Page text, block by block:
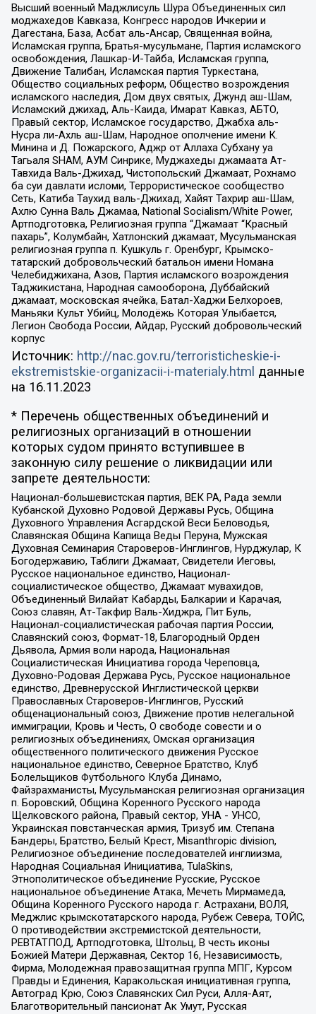
Высший военный Маджлисуль Шура Объединенных сил
моджахедов Кавказа, Конгресс народов Ичкерии и
Дагестана, База, Асбат аль-Ансар, Священная война,
Исламская группа, Братья-мусульмане, Партия исламского
освобождения, Лашкар-И-Тайба, Исламская группа,
Движение Талибан, Исламская партия Туркестана,
Общество социальных реформ, Общество возрождения
исламского наследия, Дом двух святых, Джунд аш-Шам,
Исламский джихад, Аль-Каида, Имарат Кавказ, АБТО,
Правый сектор, Исламское государство, Джабха аль-
Нусра ли-Ахль аш-Шам, Народное ополчение имени К.
Минина и Д. Пожарского, Аджр от Аллаха Субхану уа
Тагьаля SHAM, АУМ Синрике, Муджахеды джамаата Ат-
Тавхида Валь-Джихад, Чистопольский Джамаат, Рохнамо
ба суи давлати исломи, Террористическое сообщество
Сеть, Катиба Таухид валь-Джихад, Хайят Тахрир аш-Шам,
Ахлю Сунна Валь Джамаа, National Socialism/White Power,
Артподготовка, Религиозная группа “Джамаат “Красный
пахарь”, Колумбайн, Хатлонский джамаат, Мусульманская
религиозная группа п. Кушкуль г. Оренбург, Крымско-
татарский добровольческий батальон имени Номана
Челебиджихана, Азов, Партия исламского возрождения
Таджикистана, Народная самооборона, Дуббайский
джамаат, московская ячейка, Батал-Хаджи Белхороев,
Маньяки Культ Убийц, Молодёжь Которая Улыбается,
Легион Свобода России, Айдар, Русский добровольческий
корпус
Источник: http://nac.gov.ru/terroristicheskie-i-
ekstremistskie-organizacii-i-materialy.html данные
на 16.11.2023
* Перечень общественных объединений и
религиозных организаций в отношении
которых судом принято вступившее в
законную силу решение о ликвидации или
запрете деятельности:
Национал-большевистская партия, ВЕК РА, Рада земли
Кубанской Духовно Родовой Державы Русь, Община
Духовного Управления Асгардской Веси Беловодья,
Славянская Община Капища Веды Перуна, Мужская
Духовная Семинария Староверов-Инглингов, Нурджулар, К
Богодержавию, Таблиги Джамаат, Свидетели Иеговы,
Русское национальное единство, Национал-
социалистическое общество, Джамаат мувахидов,
Объединенный Вилайат Кабарды, Балкарии и Карачая,
Союз славян, Ат-Такфир Валь-Хиджра, Пит Буль,
Национал-социалистическая рабочая партия России,
Славянский союз, Формат-18, Благородный Орден
Дьявола, Армия воли народа, Национальная
Социалистическая Инициатива города Череповца,
Духовно-Родовая Держава Русь, Русское национальное
единство, Древнерусской Инглистической церкви
Православных Староверов-Инглингов, Русский
общенациональный союз, Движение против нелегальной
иммиграции, Кровь и Честь, О свободе совести и о
религиозных объединениях, Омская организация
общественного политического движения Русское
национальное единство, Северное Братство, Клуб
Болельщиков Футбольного Клуба Динамо,
Файзрахманисты, Мусульманская религиозная организация
п. Боровский, Община Коренного Русского народа
Щелковского района, Правый сектор, УНА - УНСО,
Украинская повстанческая армия, Тризуб им. Степана
Бандеры, Братство, Белый Крест, Misanthropic division,
Религиозное объединение последователей инглиизма,
Народная Социальная Инициатива, TulaSkins,
Этнополитическое объединение Русские, Русское
национальное объединение Атака, Мечеть Мирмамеда,
Община Коренного Русского народа г. Астрахани, ВОЛЯ,
Меджлис крымскотатарского народа, Рубеж Севера, ТОЙС,
О противодействии экстремистской деятельности,
РЕВТАТПОД, Артподготовка, Штольц, В честь иконы
Божией Матери Державная, Сектор 16, Независимость,
Фирма, Молодежная правозащитная группа МПГ, Курсом
Правды и Единения, Каракольская инициативная группа,
Автоград Крю, Союз Славянских Сил Руси, Алля-Аят,
Благотворительный пансионат Ак Умут, Русская